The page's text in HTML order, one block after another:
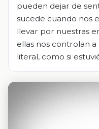
pueden dejar de
sucede cuando nos
llevar por nuestras
ellas nos controlan
literal, como si